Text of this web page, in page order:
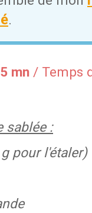
.
mn / Temps
sablée :
pour l'étaler)